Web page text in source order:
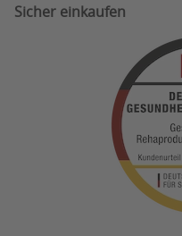
Sicher einkaufen